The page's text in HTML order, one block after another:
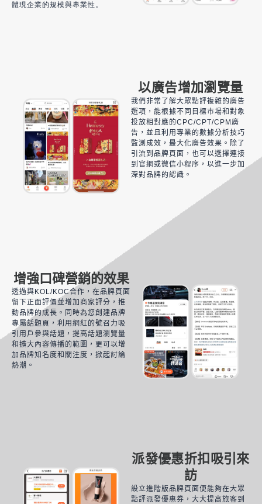
體現企業的規模與專業性。
以廣告增加瀏覽量
我們非常了解大眾點評複雜的廣告
選項，能根據不同目標市場和對象
投放相對應的CPC/CPT/CPM廣
告，並且利用專業的數據分析技巧
監測成效，最大化廣告效果。除了
引流到品牌頁面，也可以選擇連接
到官網或微信小程序，以進一步加
深對品牌的認識。
增強口碑營銷的效果
透過與KOL/KOC合作，在品牌頁面
留下正面評價並增加商家評分，推
動品牌的成長。同時為您創建品牌
專屬話題頁，利用網紅的號召力吸
引用戶參與話題，提高話題瀏覽量
和擴大內容傳播的範圍，更可以增
加品牌知名度和關注度，掀起討論
熱潮。
派發優惠折扣吸引來
訪
設立進階版品牌頁面便能夠在大眾
點評派發優惠券，大大提高旅客到